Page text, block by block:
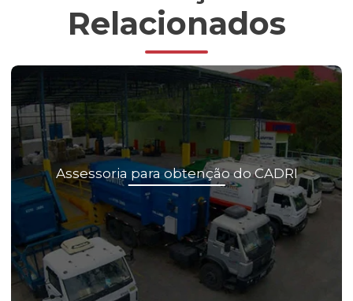
Relacionados
Assessoria para obtenção do CADRI